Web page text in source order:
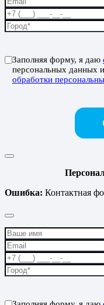
Заполняя форму, я даю
персональных данных
обработки
Ошибка: Контактная